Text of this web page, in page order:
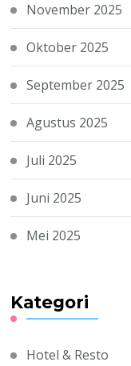
November 2025
Oktober 2025
September 2025
Agustus 2025
Juli 2025
Juni 2025
Mei 2025
Kategori
Hotel & Resto